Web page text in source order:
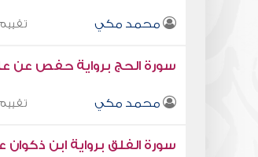
محمد مكي
سورة الحج برواية حفص عن
محمد مكي
سورة الفلق برواية ابن ذكوان